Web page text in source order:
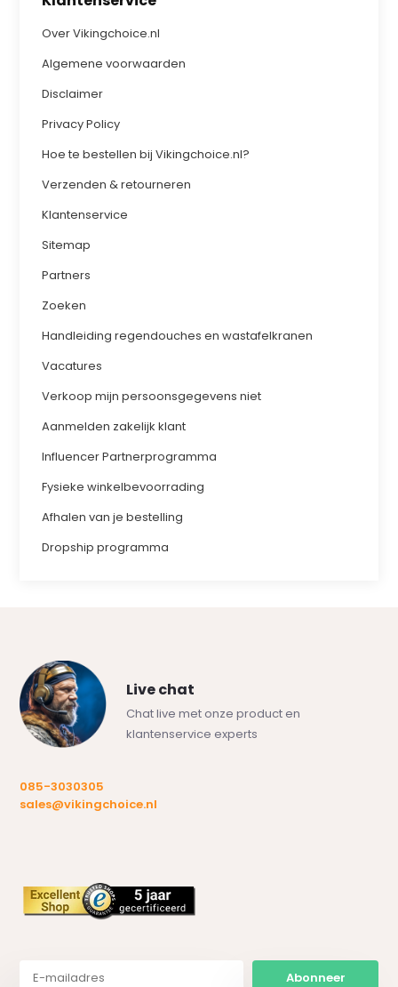
Over Vikingchoice.nl
Algemene voorwaarden
Disclaimer
Privacy Policy
Hoe te bestellen bij Vikingchoice.nl?
Verzenden & retourneren
Klantenservice
Sitemap
Partners
Zoeken
Handleiding regendouches en wastafelkranen
Vacatures
Verkoop mijn persoonsgegevens niet
Aanmelden zakelijk klant
Influencer Partnerprogramma
Fysieke winkelbevoorrading
Afhalen van je bestelling
Dropship programma
Live chat
Chat live met onze product en
klantenservice experts
085-3030305
sales@vikingchoice.nl
Abonneer